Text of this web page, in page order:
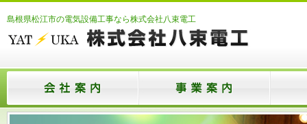
島根県松江市の電気設備工事なら株式会社八束電工